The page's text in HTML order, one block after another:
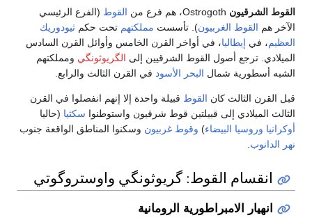
القوط الشرقيون القوط (الفرع الرئيسي
الآخر هم القوط الغربيون). تأسست مملكتهم تحت حكم ثيودوريك
العظيم، في إيطاليا، في أواخر القرن الخامس وأوائل القرن السادس
الميلادي. ترجع أصول القوط الشرقيين إلى الگريوثونگي ومملكتهم
الشبه أسطورية شمال البحر الأسود في القرن الثالث والرابع.
قبل القرن الثالث كان القوط قبيلة واحدة إلا إنهم انفصلوا في القرن
الثالث الميلادي إلى قبيلتين قوط شرقيون واستوطنوا سكثيا (حاليا
أوكرانيا وروسيا البيضاء) وقوط غربيون وسكنوا المناطق الواقعة جنوب
نهر الدانوب.
انقسام القوط: گريوثونگي واوستروگوتي
انهيار الامبراطورية الرومانية